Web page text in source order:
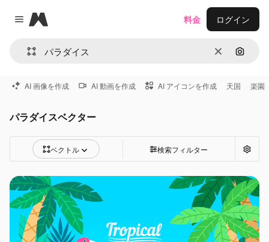
Close menu
Magnific
消去 画像で
料金 ログイン
AI 画像を作成 AI 動画を作成 AI アイコンを作成 天国 楽園
パラダイスベクター
ベクトル 検索フィルター